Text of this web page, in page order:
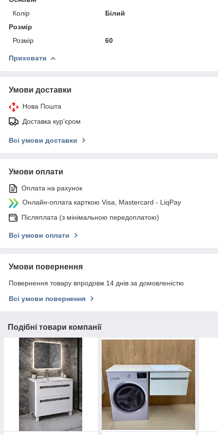
Колір
Білий
Розмір
Розмір
60
Приховати
Умови доставки
Нова Пошта
Доставка кур'єром
Всі умови доставки
Умови оплати
Оплата на рахунок
Онлайн-оплата карткою Visa, Mastercard - LiqPay
Післяплата (з мінімальною передоплатою)
Всі умови оплати
Умови повернення
Повернення товару впродовж 14 днів за домовленістю
Всі умови повернення
Подібні товари компанії